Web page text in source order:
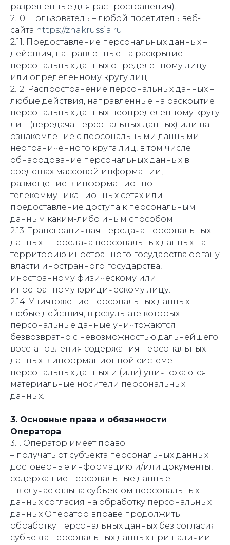
разрешенные для распространения).
2.10. Пользователь – любой посетитель веб-
сайта https://znakrussia.ru.
2.11. Предоставление персональных данных –
действия, направленные на раскрытие
персональных данных определенному лицу
или определенному кругу лиц.
2.12. Распространение персональных данных –
любые действия, направленные на раскрытие
персональных данных неопределенному кругу
лиц (передача персональных данных) или на
ознакомление с персональными данными
неограниченного круга лиц, в том числе
обнародование персональных данных в
средствах массовой информации,
размещение в информационно-
телекоммуникационных сетях или
предоставление доступа к персональным
данным каким-либо иным способом.
2.13. Трансграничная передача персональных
данных – передача персональных данных на
территорию иностранного государства органу
власти иностранного государства,
иностранному физическому или
иностранному юридическому лицу.
2.14. Уничтожение персональных данных –
любые действия, в результате которых
персональные данные уничтожаются
безвозвратно с невозможностью дальнейшего
восстановления содержания персональных
данных в информационной системе
персональных данных и (или) уничтожаются
материальные носители персональных
данных.
3. Основные права и обязанности
Оператора
3.1. Оператор имеет право:
– получать от субъекта персональных данных
достоверные информацию и/или документы,
содержащие персональные данные;
– в случае отзыва субъектом персональных
данных согласия на обработку персональных
данных Оператор вправе продолжить
обработку персональных данных без согласия
субъекта персональных данных при наличии